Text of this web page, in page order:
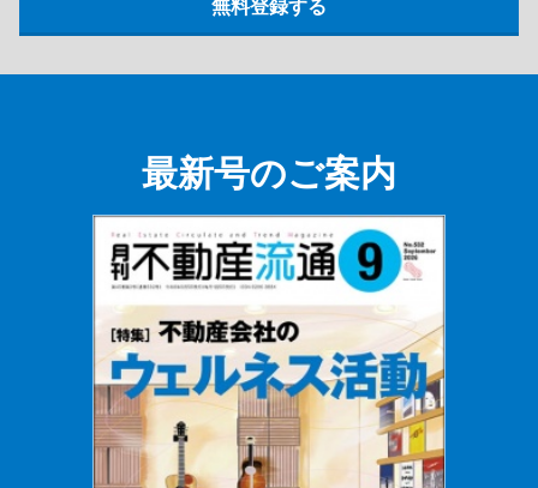
最新号のご案内